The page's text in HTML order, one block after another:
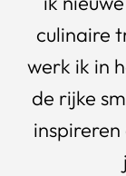
culinaire
werk ik in
de rijke